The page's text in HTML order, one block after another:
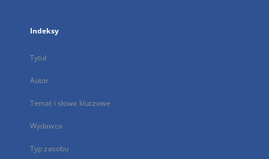
Indeksy
Tytuł
Autor
Temat i słowa kluczowe
Wydawca
Typ zasobu